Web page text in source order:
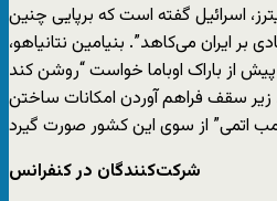
اسرائیل گفته است که برپایی چنین
بر ایران می‌کاهد”. بنیامین نتانیاهو،
از باراک اوباما خواست “روشن کند
زیر سقف فراهم ‌آوردن امکانات ساختن
شرکت‌کنندگان در کنفرانس